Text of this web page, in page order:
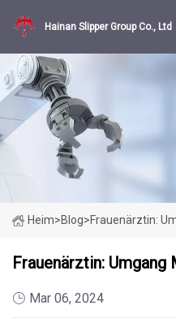
Hainan Slipper Group Co., Ltd
Heim>Blog>Frauenärztin:
Frauenärztin: Umgang
Mar 06, 2024